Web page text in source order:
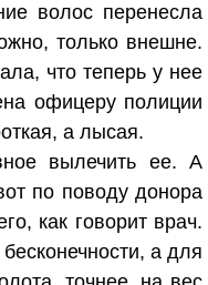
волос перенесла
только внешне.
что теперь у нее
офицеру полиции
а лысая.
вылечить ее. А
по поводу донора
как говорит врач.
а для